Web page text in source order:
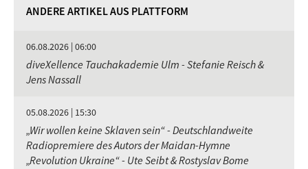
ANDERE ARTIKEL AUS PLATTFORM
06.08.2026 | 06:00
diveXellence Tauchakademie Ulm - Stefanie Reisch &
Jens Nassall
05.08.2026 | 15:30
„Wir wollen keine Sklaven sein“ - Deutschlandweite
Radiopremiere des Autors der Maidan-Hymne
„Revolution Ukraine“ - Ute Seibt & Rostyslav Bome